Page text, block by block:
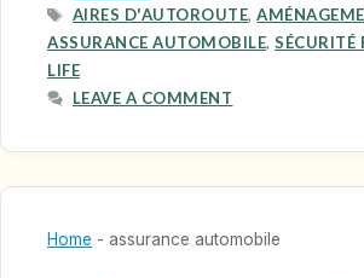
TAGS
AIRES D'AUTOROUTE,
ASSURANCE AUTOMOBILE, SÉCURITÉ
LIFE
LEAVE A COMMENT
Home - assurance automobile